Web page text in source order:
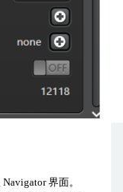
Navigator界面。